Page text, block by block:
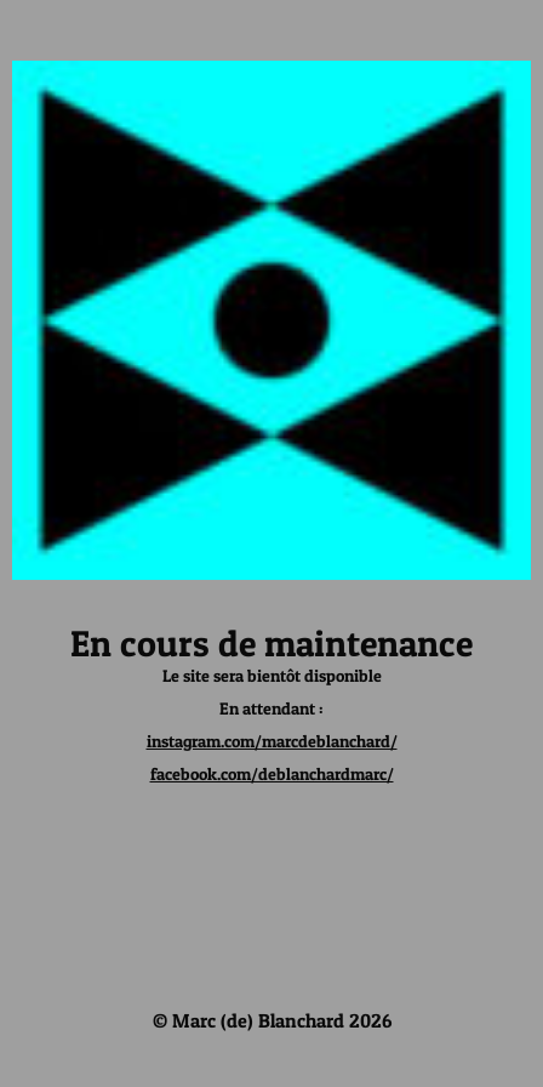
En cours de maintenance
Le site sera bientôt disponible
En attendant :
instagram.com/marcdeblanchard/
facebook.com/deblanchardmarc/
© Marc (de) Blanchard 2026